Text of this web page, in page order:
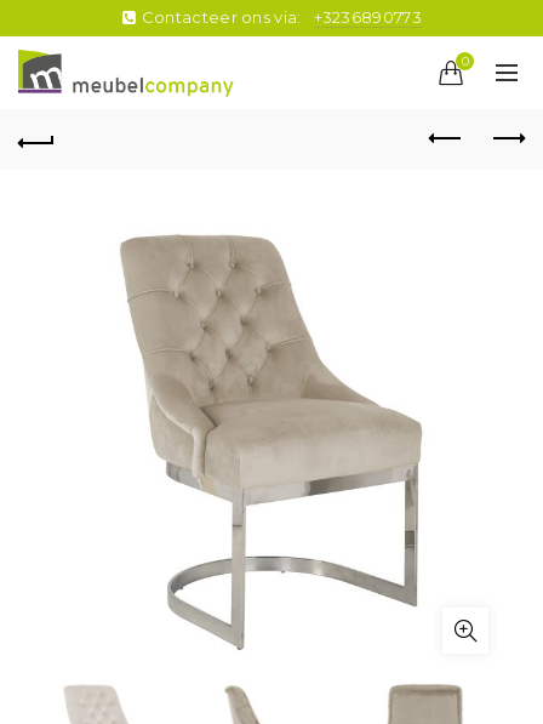
Contacteer ons via: +3236890773
0